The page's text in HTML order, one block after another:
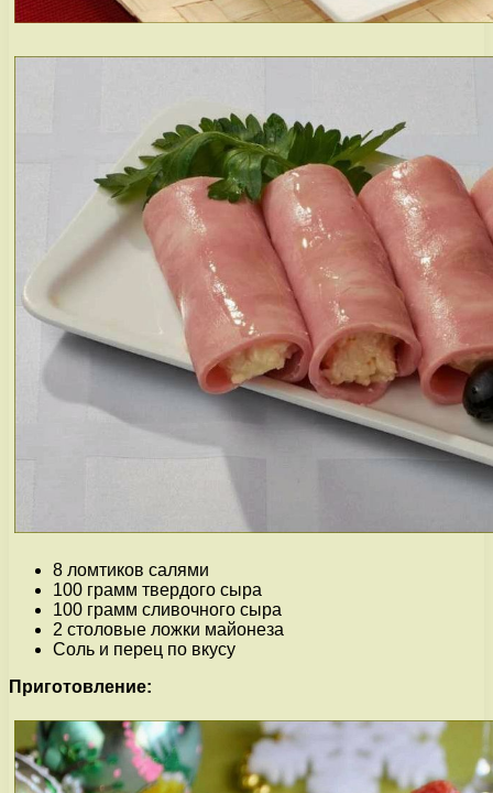
8 ломтиков салями
100 грамм твердого сыра
100 грамм сливочного сыра
2 столовые ложки майонеза
Соль и перец по вкусу
Приготовление: